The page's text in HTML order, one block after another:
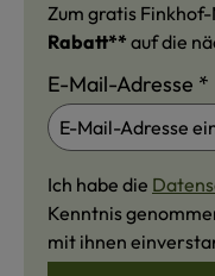
Zum gratis
Rabatt** auf die
E-Mail-Adresse *
Ich habe die
Kenntnis
mit ihnen